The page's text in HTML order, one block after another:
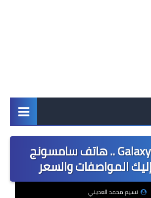
اخبار
ابل
اندرويد
Galaxy M42 5G .. هاتف سامسونج
المواصفات والسعر
نسيم محمد العديني